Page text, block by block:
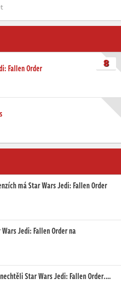
Fallen Order 8
má Star Wars Jedi: Fallen Order
Jedi: Fallen Order na
Star Wars Jedi: Fallen Order.…